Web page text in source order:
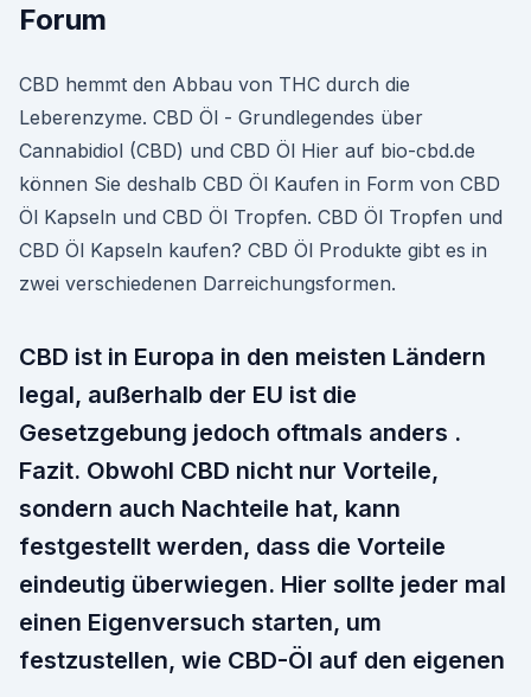
Forum
CBD hemmt den Abbau von THC durch die
Leberenzyme. CBD Öl - Grundlegendes über
Cannabidiol (CBD) und CBD Öl Hier auf bio-cbd.de
können Sie deshalb CBD Öl Kaufen in Form von CBD
Öl Kapseln und CBD Öl Tropfen. CBD Öl Tropfen und
CBD Öl Kapseln kaufen? CBD Öl Produkte gibt es in
zwei verschiedenen Darreichungsformen.
CBD ist in Europa in den meisten Ländern
legal, außerhalb der EU ist die
Gesetzgebung jedoch oftmals anders .
Fazit. Obwohl CBD nicht nur Vorteile,
sondern auch Nachteile hat, kann
festgestellt werden, dass die Vorteile
eindeutig überwiegen. Hier sollte jeder mal
einen Eigenversuch starten, um
festzustellen, wie CBD-Öl auf den eigenen